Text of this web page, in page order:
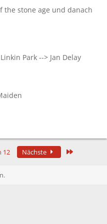
the stone age und danach
Park --> Jan Delay
12 Nächste